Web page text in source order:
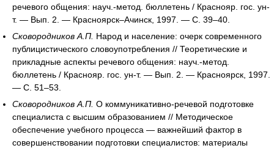
речевого общения: науч.-метод. бюллетень / Краснояр. гос. ун-
т. — Вып. 2. — Красноярск–Ачинск, 1997. — С. 39–40.
Сковородников А.П. Народ и население: очерк современного
публицистического словоупотребления // Теоретические и
прикладные аспекты речевого общения: науч.-метод.
бюллетень / Краснояр. гос. ун-т. — Вып. 2. — Красноярск, 1997.
— С. 51–53.
Сковородников А.П. О коммуникативно-речевой подготовке
специалиста с высшим образованием // Методическое
обеспечение учебного процесса — важнейший фактор в
совершенствовании подготовки специалистов: материалы